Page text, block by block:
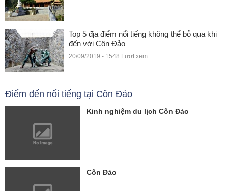
Top 5 địa điểm nổi tiếng không thể bỏ qua khi
đến với Côn Đảo
20/09/2019 - 1548 Lượt xem
Điểm đến nổi tiếng tại Côn Đảo
Kinh nghiệm du lịch Côn Đảo
Côn Đảo